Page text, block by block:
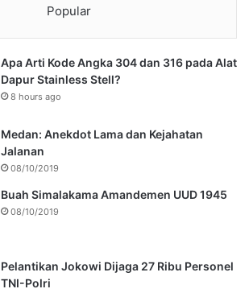
Popular
Apa Arti Kode Angka 304 dan 316 pada Alat
Dapur Stainless Stell?
8 hours ago
Medan: Anekdot Lama dan Kejahatan
Jalanan
08/10/2019
Buah Simalakama Amandemen UUD 1945
08/10/2019
Pelantikan Jokowi Dijaga 27 Ribu Personel
TNI-Polri